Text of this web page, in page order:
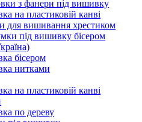
з фанери під вишивку
на пластиковій канві
для вишивання хрестиком
під вишивку бісером
бісером
нитками
на пластиковій канві
по дереву